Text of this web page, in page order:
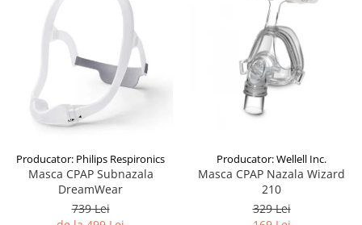
Producator: Philips Respironics
Masca CPAP Subnazala
DreamWear
739 Lei
Producator: Wellell Inc.
Masca CPAP Nazala Wizard
210
329 Lei